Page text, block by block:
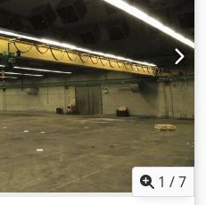
1 /7